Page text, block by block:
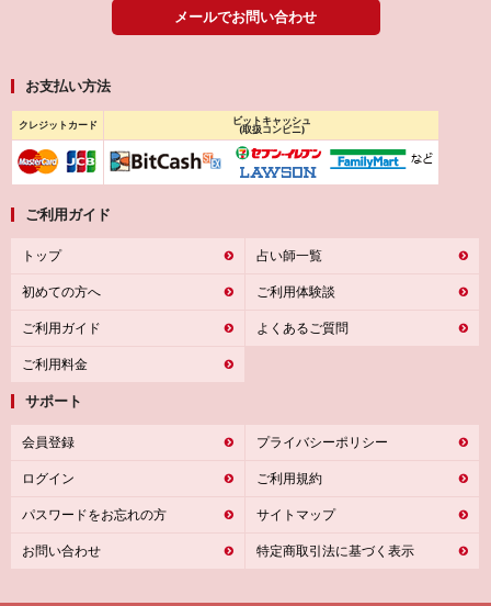
メールでお問い合わせ
お支払い方法
クレジットカード
ビットキャッシュ
(取扱コンビニ)
ご利用ガイド
トップ
初めての方へ
ご利用ガイド
ご利用料金
占い師一覧
ご利用体験談
よくあるご質問
サポート
会員登録
ログイン
パスワードをお忘れの方
お問い合わせ
プライバシーポリシー
ご利用規約
サイトマップ
特定商取引法に基づく表示